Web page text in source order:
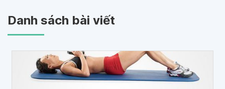
Danh sách bài viết